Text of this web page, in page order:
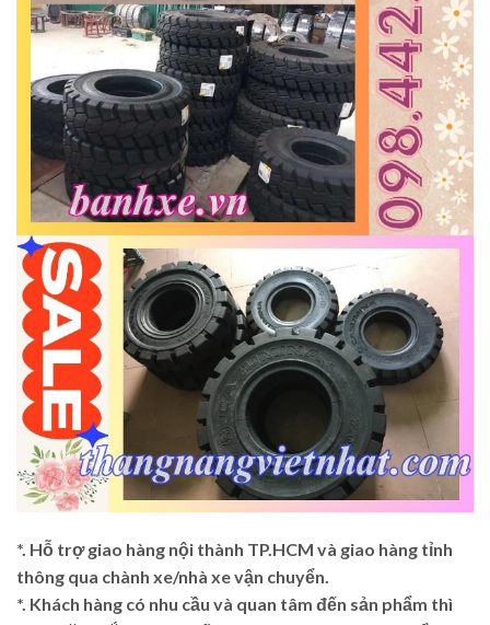
*. Hỗ trợ giao hàng nội thành TP.HCM và giao hàng tỉnh
thông qua chành xe/nhà xe vận chuyển.
*. Khách hàng có nhu cầu và quan tâm đến sản phẩm thì